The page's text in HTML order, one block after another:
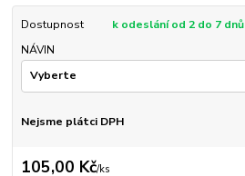
Dostupnost
k odeslání od 2 do 7 dnů
NÁVIN
Nejsme plátci DPH
105,00 Kč/ks